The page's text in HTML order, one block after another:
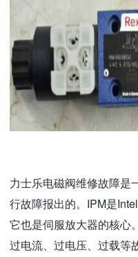
力士乐电磁阀维修故障是
行故障报出的。IPM是
它也是伺服放大器的核心
过电流、过电压、过载等